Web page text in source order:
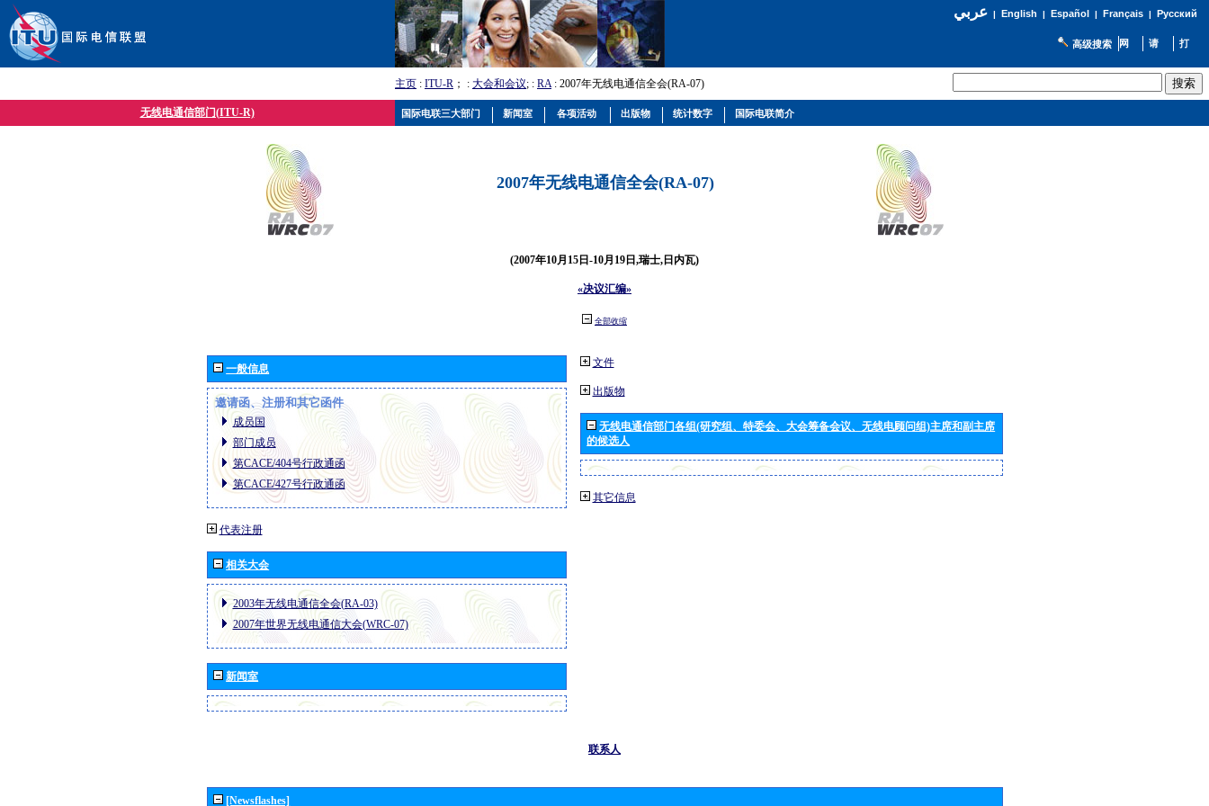
عربي| English | Español | Français| Русский
高级搜索
主页 : ITU-R ； : 大会和会议; : RA: 2007年无线电通信全会(RA-07)
无线电通信部门(ITU-R)
2007年无线电通信全会(RA-07)
(2007年10月15日-10月19日,瑞士,日内瓦)
«决议汇编»
全部收缩
一般信息
邀请函、注册和其它函件
成员国
部门成员
第CACE/404号行政通函
第CACE/427号行政通函
代表注册
相关大会
2003年无线电通信全会(RA-03)
2007年世界无线电通信大会(WRC-07)
新闻室
文件
出版物
无线电通信部门各组(研究组、特委会、大会筹备会议、无线电顾问组)主席和副主席
的候选人
其它信息
联系人
[Newsflashes]
国际电联三大部门 新闻室 各项活动 出版物 统计数字 国际电联简介